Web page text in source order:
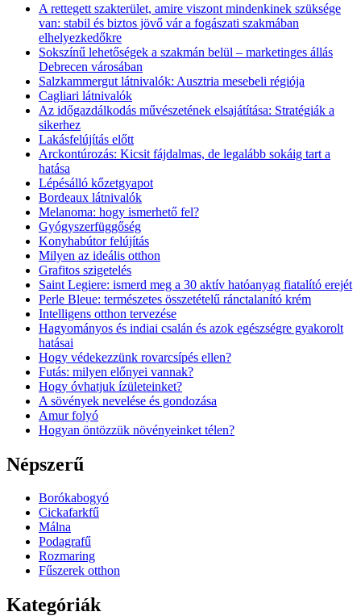
A rettegett szakterület, amire viszont mindenkinek szüksége
van: stabil és biztos jövő vár a fogászati szakmában
elhelyezkedőkre
Sokszínű lehetőségek a szakmán belül – marketinges állás
Debrecen városában
Salzkammergut látnivalók: Ausztria mesebeli régiója
Cagliari látnivalók
Az időgazdálkodás művészetének elsajátítása: Stratégiák a
sikerhez
Lakásfelújítás előtt
Arckontúrozás: Kicsit fájdalmas, de legalább sokáig tart a
hatása
Lépésálló kőzetgyapot
Bordeaux látnivalók
Melanoma: hogy ismerhető fel?
Gyógyszerfüggőség
Konyhabútor felújítás
Milyen az ideális otthon
Grafitos szigetelés
Saint Legiere: ismerd meg a 30 aktív hatóanyag fiatalító erejét
Perle Bleue: természetes összetételű ránctalanító krém
Intelligens otthon tervezése
Hagyományos és indiai csalán és azok egészségre gyakorolt
hatásai
Hogy védekezzünk rovarcsípés ellen?
Futás: milyen előnyei vannak?
Hogy óvhatjuk ízületeinket?
A sövények nevelése és gondozása
Amur folyó
Hogyan öntözzük növényeinket télen?
Népszerű
Borókabogyó
Cickafarkfű
Málna
Podagrafű
Rozmaring
Fűszerek otthon
Kategóriák